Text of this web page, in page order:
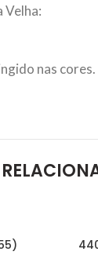
Velha:
nas cores.